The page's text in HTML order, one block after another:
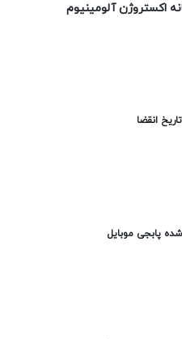
اکستروژن آلومینیوم
انقضا
پابجی موبایل